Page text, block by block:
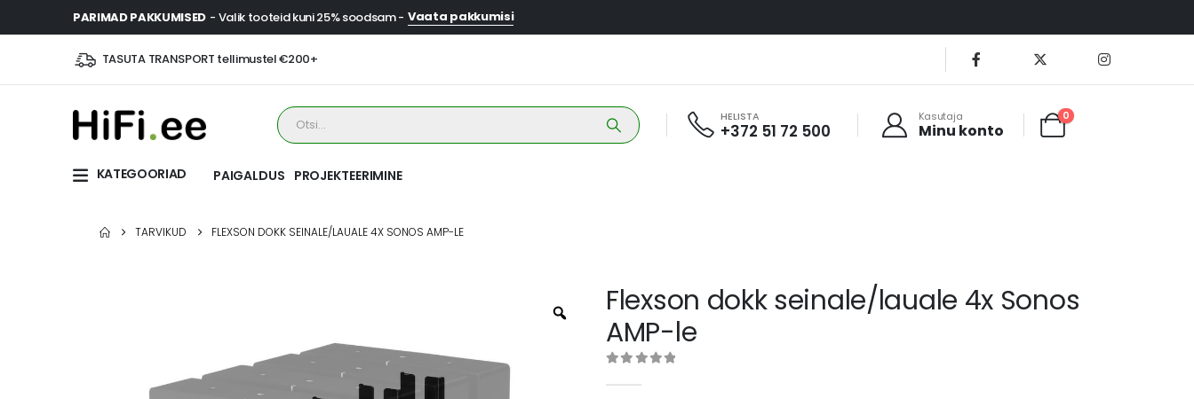
PARIMAD PAKKUMISED - Valik tooteid kuni 25% soodsam - Vaata pakkumisi
TASUTA TRANSPORT tellimustel €200+
HELISTA
+372 51 72 500
Kasutaja
Minu konto
0
KATEGOORIAD PAIGALDUS PROJEKTEERIMINE
TARVIKUD FLEXSON DOKK SEINALE/LAUALE 4X SONOS AMP-LE
Flexson dokk seinale/lauale 4x Sonos
AMP-le